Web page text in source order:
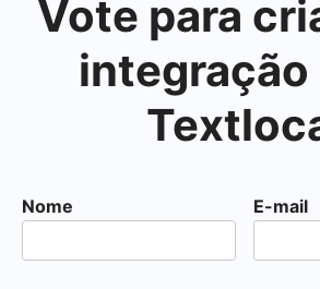
Vote para
integração
Nome E-mail